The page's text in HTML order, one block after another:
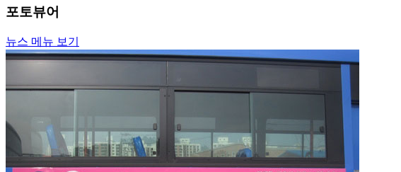
포토뷰어
뉴스 메뉴 보기